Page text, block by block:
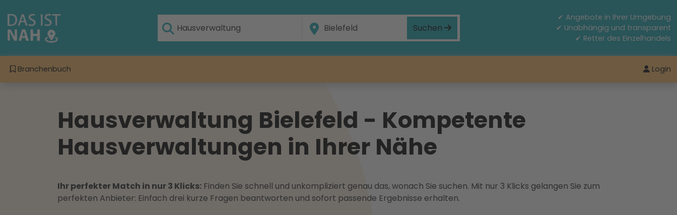
Suchen
✔ Angebote in Ihrer Umgebung
✔ Unabhängig und transparent
✔ Retter des Einzelhandels
Branchenbuch Login
Hausverwaltung Bielefeld - Kompetente
Hausverwaltungen in Ihrer Nähe
Ihr perfekter Match in nur 3 Klicks: Finden Sie schnell und unkompliziert genau das, wonach Sie suchen. Mit nur 3 Klicks gelangen Sie zum
perfekten Anbieter: Einfach drei kurze Fragen beantworten und sofort passende Ergebnisse erhalten.